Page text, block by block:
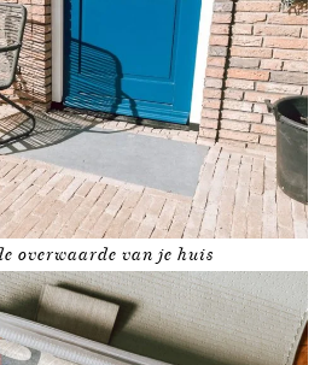
overwaarde van je huis